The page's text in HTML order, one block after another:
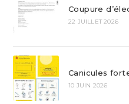
Coupure
22 JUILLET 2026
Canicules
10 JUIN 2026